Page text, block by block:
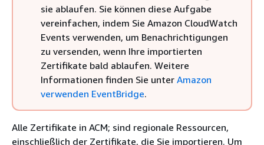
sie ablaufen. Sie können diese Aufgabe
vereinfachen, indem Sie Amazon CloudWatch
Events verwenden, um Benachrichtigungen
zu versenden, wenn Ihre importierten
Zertifikate bald ablaufen. Weitere
Informationen finden Sie unter Amazon
verwenden EventBridge.
Alle Zertifikate in ACM; sind regionale Ressourcen,
einschließlich der Zertifikate, die Sie importieren. Um